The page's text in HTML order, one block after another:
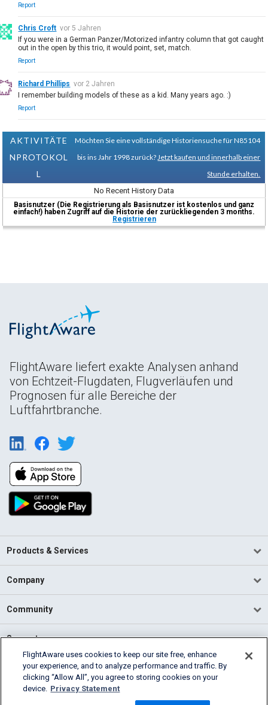
Report
Chris Croft vor 5 Jahren
If you were in a German Panzer/Motorized infantry column that got caught
out in the open by this trio, it would point, set, match.
Report
Richard Phillips vor 2 Jahren
I remember building models of these as a kid. Many years ago. :)
Report
AKTIVITÄTE
NPROTOKOL
L
Möchten Sie eine vollständige Historiensuche für N85104
bis ins Jahr 1998 zurück? Jetzt kaufen und innerhalb einer
Stunde erhalten.
No Recent History Data
Basisnutzer (Die Registrierung als Basisnutzer ist kostenlos und ganz
einfach!) haben Zugriff auf die Historie der zurückliegenden 3 months.
Registrieren
FlightAware liefert exakte Analysen anhand
von Echtzeit-Flugdaten, Flugverläufen und
Prognosen für alle Bereiche der
Luftfahrtbranche.
Products & Services
Company
Community
Support
English (USA)
2026 FlightAware
Cookie Settings
FlightAware uses cookies to keep our site free, enhance
your experience, and to analyze performance and traffic. By
clicking “Allow All”, you agree to storing cookies on your
device. Privacy Statement